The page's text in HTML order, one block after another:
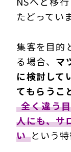
たどってい
集客を目的
る場合、 マ
に検討して
てもらうこ
全く違う
人にも、サ
い という特